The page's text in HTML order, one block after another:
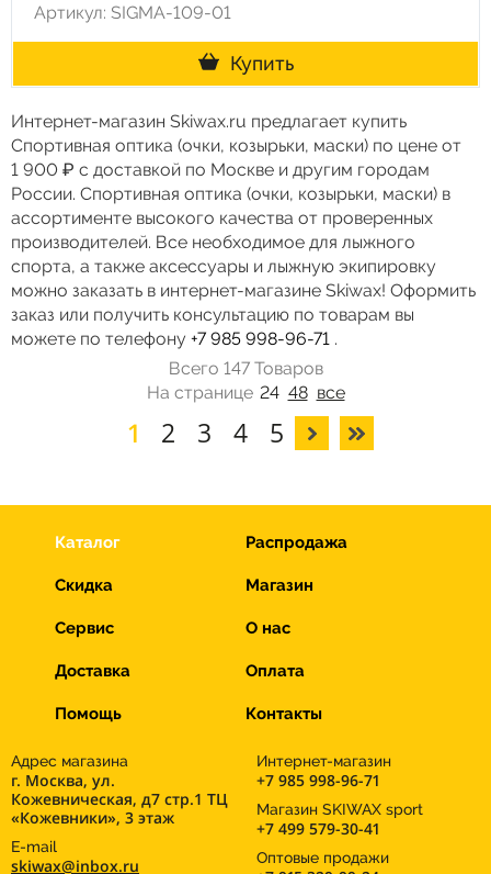
Артикул: SIGMA-109-01
Купить
Интернет-магазин Skiwax.ru предлагает купить
Спортивная оптика (очки, козырьки, маски) по цене от
1 900 ₽ с доставкой по Москве и другим городам
России. Спортивная оптика (очки, козырьки, маски) в
ассортименте высокого качества от проверенных
производителей. Все необходимое для лыжного
спорта, а также аксессуары и лыжную экипировку
можно заказать в интернет-магазине Skiwax! Оформить
заказ или получить консультацию по товарам вы
можете по телефону +7 985 998-96-71 .
1 2 3 4 5
Всего 147 Товаров
На странице 24 48 все
Каталог Распродажа
Скидка Магазин
Сервис О нас
Доставка Оплата
Помощь Контакты
Адрес магазина
г. Москва, ул.
Кожевническая, д7 стр.1 ТЦ
«Кожевники», 3 этаж
E-mail
skiwax@inbox.ru
Интернет-магазин
+7 985 998-96-71
Магазин SKIWAX sport
+7 499 579-30-41
Оптовые продажи